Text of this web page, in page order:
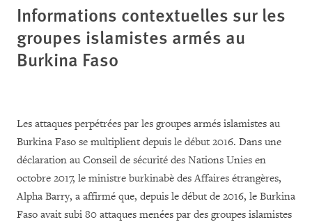
Informations contextuelles sur les
groupes islamistes armés au
Burkina Faso
Les attaques perpétrées par les groupes armés islamistes au
Burkina Faso se multiplient depuis le début 2016. Dans une
déclaration au Conseil de sécurité des Nations Unies en
octobre 2017, le ministre burkinabè des Affaires étrangères,
Alpha Barry, a affirmé que, depuis le début de 2016, le Burkina
Faso avait subi 80 attaques menées par des groupes islamistes